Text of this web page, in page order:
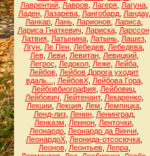
Лаврентий Лавров Лагеря Лагуна
Ладен, Лазарева, Лангобард, Ландау,
Ланкар Лань Ларионов Лариса
Лариса Гнаткевич
Лариска, Ларссон,
Латвия Латынина Латынь Лашез
Лгун Ле Пен Лебедев Лебедева
Лев, Леви, Левитан, Левицкий,
Легрос
Ледокол, Леже, Лейба,
Лейбов Лейбов Дорога уходит
вдаль...
ЛейбовХ, Лейбова Гора,
Лейбовбиография Лейбовиц
Лейбович
Лейтенант, Лекаренко,
Лекции Лекция Лем Лемпицка
Ленд-лиз, Ленин, Ленинград,
Ленказм
Леннон Ленточки
Леонардо Леонардо да Винчи
ЛеонардоХ Леонида-отсосючка
Леонов, Леонтьев, Лепра,